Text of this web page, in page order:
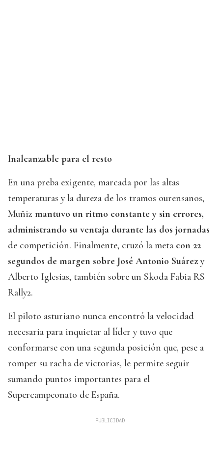
Inalcanzable para el resto
En una preba exigente, marcada por las altas
temperaturas y la dureza de los tramos ourensanos,
Muñiz mantuvo un ritmo constante y sin errores,
administrando su ventaja durante las dos jornadas
de competición. Finalmente, cruzó la meta con 22
segundos de margen sobre José Antonio Suárez y
Alberto Iglesias, también sobre un Skoda Fabia RS
Rally2.
El piloto asturiano nunca encontró la velocidad
necesaria para inquietar al líder y tuvo que
conformarse con una segunda posición que, pese a
romper su racha de victorias, le permite seguir
sumando puntos importantes para el
Supercampeonato de España.